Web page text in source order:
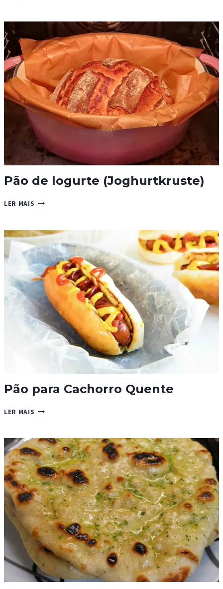
COM
ESPECIARIAS
Pão de Iogurte (Joghurtkruste)
LER MAIS PÃO
(JOGHURTKRUSTE)
Pão para Cachorro Quente
LER MAIS PÃO
QUENTE